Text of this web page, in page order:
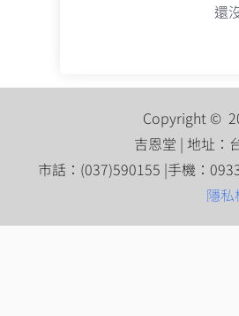
還
Copyright ©
吉恩堂 | 地址：
市話：(037)590155 |手機：
隱私